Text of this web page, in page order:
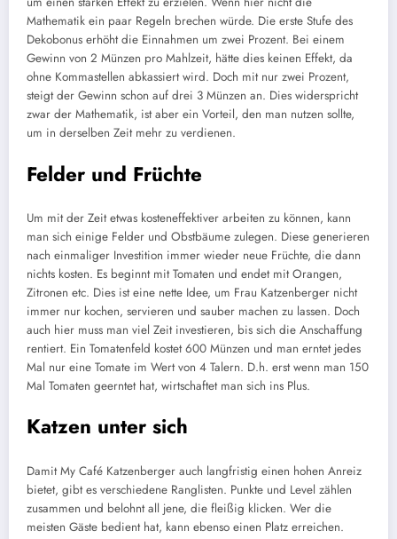
Mathematik ein paar Regeln brechen würde. Die erste Stufe des
Dekobonus erhöht die Einnahmen um zwei Prozent. Bei einem
Gewinn von 2 Münzen pro Mahlzeit, hätte dies keinen Effekt, da
ohne Kommastellen abkassiert wird. Doch mit nur zwei Prozent,
steigt der Gewinn schon auf drei 3 Münzen an. Dies widerspricht
zwar der Mathematik, ist aber ein Vorteil, den man nutzen sollte,
um in derselben Zeit mehr zu verdienen.
Felder und Früchte
Um mit der Zeit etwas kosteneffektiver arbeiten zu können, kann
man sich einige Felder und Obstbäume zulegen. Diese generieren
nach einmaliger Investition immer wieder neue Früchte, die dann
nichts kosten. Es beginnt mit Tomaten und endet mit Orangen,
Zitronen etc. Dies ist eine nette Idee, um Frau Katzenberger nicht
immer nur kochen, servieren und sauber machen zu lassen. Doch
auch hier muss man viel Zeit investieren, bis sich die Anschaffung
rentiert. Ein Tomatenfeld kostet 600 Münzen und man erntet jedes
Mal nur eine Tomate im Wert von 4 Talern. D.h. erst wenn man 150
Mal Tomaten geerntet hat, wirtschaftet man sich ins Plus.
Katzen unter sich
Damit My Café Katzenberger auch langfristig einen hohen Anreiz
bietet, gibt es verschiedene Ranglisten. Punkte und Level zählen
zusammen und belohnt all jene, die fleißig klicken. Wer die
meisten Gäste bedient hat, kann ebenso einen Platz erreichen.